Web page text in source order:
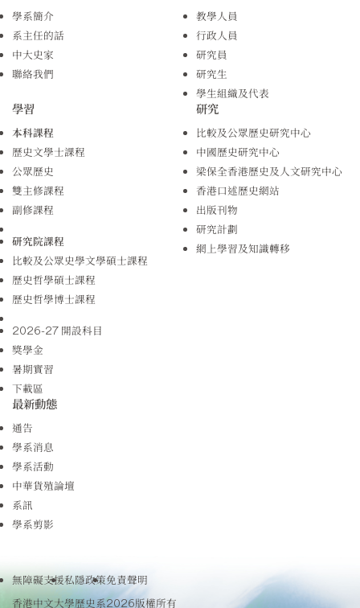
學系簡介
系主任的話
中大史家
聯絡我們
教學人員
行政人員
研究員
研究生
學生組織及代表
學習
本科課程
歷史文學士課程
公眾歷史
雙主修課程
副修課程
研究院課程
比較及公眾史學文學碩士課程
歷史哲學碩士課程
歷史哲學博士課程
2026-27 開設科目
獎學金
暑期實習
下載區
研究
比較及公眾歷史研究中心
中國歷史研究中心
梁保全香港歷史及人文研究中心
香港口述歷史網站
出版刊物
研究計劃
網上學習及知識轉移
最新動態
通告
學系消息
學系活動
中華貨殖論壇
系訊
學系剪影
無障礙支援私隱政策免責聲明
香港中文大學歷史系2026版權所有